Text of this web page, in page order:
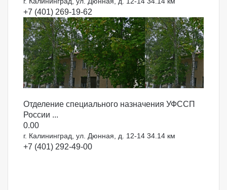
+7 (401) 269-19-62
Отделение специального назначения УФССП
России ...
0.00
г. Калининград, ул. Дюнная, д. 12-14 34.14 км
+7 (401) 292-49-00